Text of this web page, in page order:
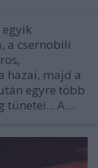
a csernobili
hazai, majd a
egyre több
tünetei... A…